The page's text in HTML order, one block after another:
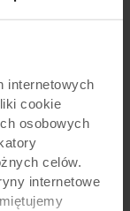
internetowych
cookie
osobowych
celów.
internetowe
i dobre
się
i